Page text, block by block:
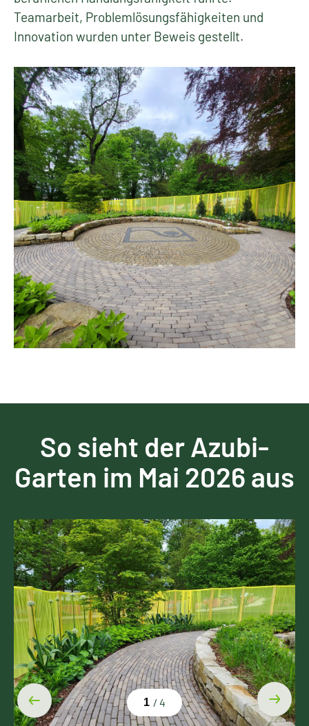
Teamarbeit, Problemlösungsfähigkeiten und
Innovation wurden unter Beweis gestellt.
So sieht der Azubi-
Garten im Mai 2026 aus
1